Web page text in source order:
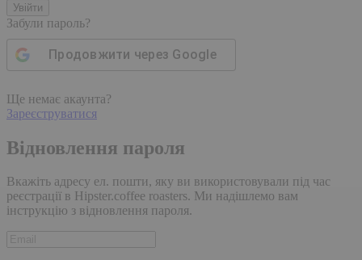
Увійти
Забули пароль?
Продовжити через Google
Ще немає акаунта?
Зареєструватися
Відновлення пароля
Вкажіть адресу ел. пошти, яку ви використовували під час
реєстрації в Hipster.coffee roasters. Ми надішлемо вам
інструкцію з відновлення пароля.